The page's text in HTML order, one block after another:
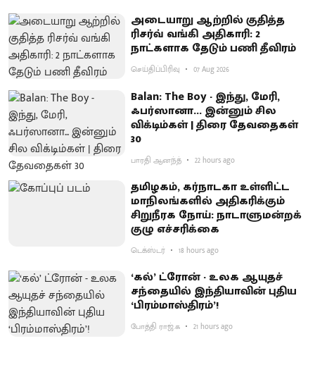
அடையாறு ஆற்றில் குதித்த
ரிசர்வ் வங்கி அதிகாரி: 2
நாட்களாக தேடும் பணி தீவிரம்
செய்திப்பிரிவு 07 Aug 2026
Balan: The Boy - இந்து, மேரி,
ஃபர்ஸானா... இன்னும் சில
விக்டிம்கள் | திரை தேவதைகள்
30
பாரதி ஆனந்த் 22 hours ago
தமிழகம், கர்நாடகா உள்ளிட்ட
மாநிலங்களில் அதிகரிக்கும்
சிறுநீரக நோய்: நாடாளுமன்றக்
குழு எச்சரிக்கை
டெக்ஸ்டர் 18 hours ago
‘கல்’ ட்ரோன் - உலக ஆயுதச்
சந்தையில் இந்தியாவின் புதிய
‘பிரம்மாஸ்திரம்’!
போத்தி ராஜ்.க 21 hours ago